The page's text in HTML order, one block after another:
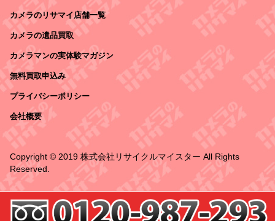
カメラのリサマイ店舗一覧
カメラの遺品買取
カメラマンの実体験マガジン
無料買取申込み
プライバシーポリシー
会社概要
Copyright © 2019 株式会社リサイクルマイスター All Rights
Reserved.